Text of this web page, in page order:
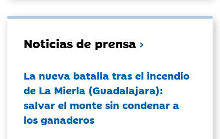
Noticias de prensa
La nueva batalla tras el incendio
de La Mierla (Guadalajara):
salvar el monte sin condenar a
los ganaderos